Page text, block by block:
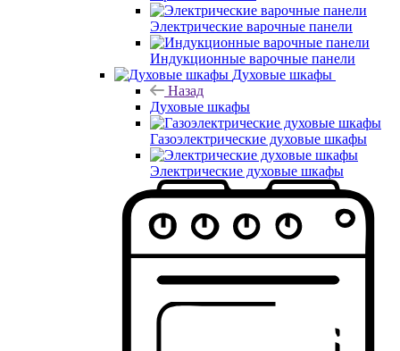
Электрические варочные панели
Индукционные варочные панели
Духовые шкафы
Назад
Духовые шкафы
Газоэлектрические духовые шкафы
Электрические духовые шкафы